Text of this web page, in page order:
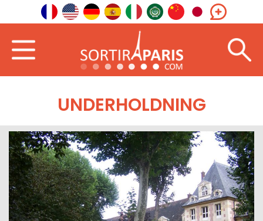
UNDERHOLDNING